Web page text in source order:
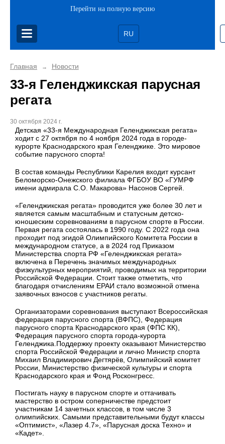
Перейти на полную версию
RU
Главная → Новости
33-я Геленджикская парусная
регата
30 октября 2024 г.
Детская «33-я Международная Геленджикская регата»
ходит с 27 октября по 4 ноября 2024 года в городе-
курорте Краснодарского края Геленджике. Это мировое
событие парусного спорта!
В состав команды Республики Карелия входит курсант
Беломорско-Онежского филиала ФГБОУ ВО «ГУМРФ
имени адмирала С.О. Макарова» Насонов Сергей.
«Геленджикская регата» проводится уже более 30 лет и
является самым масштабным и статусным детско-
юношеским соревнованиям в парусном спорте в России.
Первая регата состоялась в 1990 году. С 2022 года она
проходит под эгидой Олимпийского Комитета России в
международном статусе, а в 2024 год Приказом
Министерства спорта РФ «Геленджикская регата»
включена в Перечень значимых международных
физкультурных мероприятий, проводимых на территории
Российской Федерации. Стоит также отметить, что
благодаря отчислениям ЕРАИ стало возможной отмена
заявочных взносов с участников регаты.
Организаторами соревнования выступают Всероссийская
федерация парусного спорта (ВФПС), Федерация
парусного спорта Краснодарского края (ФПС КК),
Федерация парусного спорта города-курорта
Геленджика.Поддержку проекту оказывают Министерство
спорта Российской Федерации и лично Министр спорта
Михаил Владимирович Дегтярёв, Олимпийский комитет
России, Министерство физической культуры и спорта
Краснодарского края и Фонд Росконгресс.
Постигать науку в парусном спорте и оттачивать
мастерство в остром соперничестве предстоит
участникам 14 зачетных классов, в том числе 3
олимпийских. Самыми представительными будут классы
«Оптимист», «Лазер 4.7», «Парусная доска Техно» и
«Кадет».